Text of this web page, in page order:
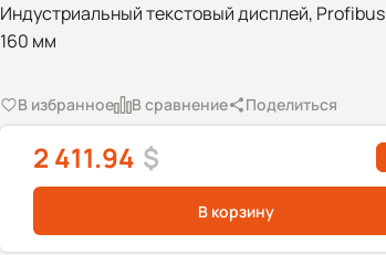
Индустриальный текстовый дисплей, Profibus
160 мм
В избранное В сравнение Поделиться
2 411.94 $
В корзину